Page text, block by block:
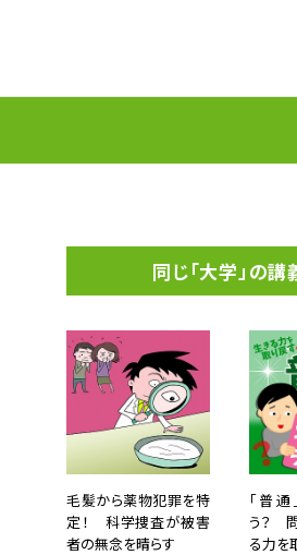
同じ「大学」の講
毛髪から薬物犯罪を特
定！ 科学捜査が被害
者の無念を晴らす
「普
う？
る力を